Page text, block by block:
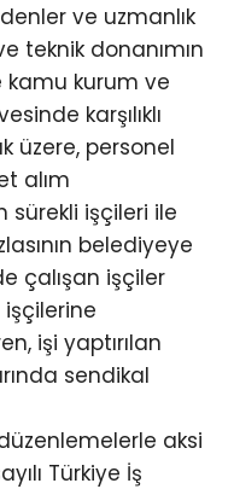
ve uzmanlık
teknik donanımın
kamu kurum ve
karşılıklı
üzere, personel
alım
sürekli işçileri ile
belediyeye
çalışan işçiler
işçilerine
işi yaptırılan
sendikal
aksi
Türkiye İş